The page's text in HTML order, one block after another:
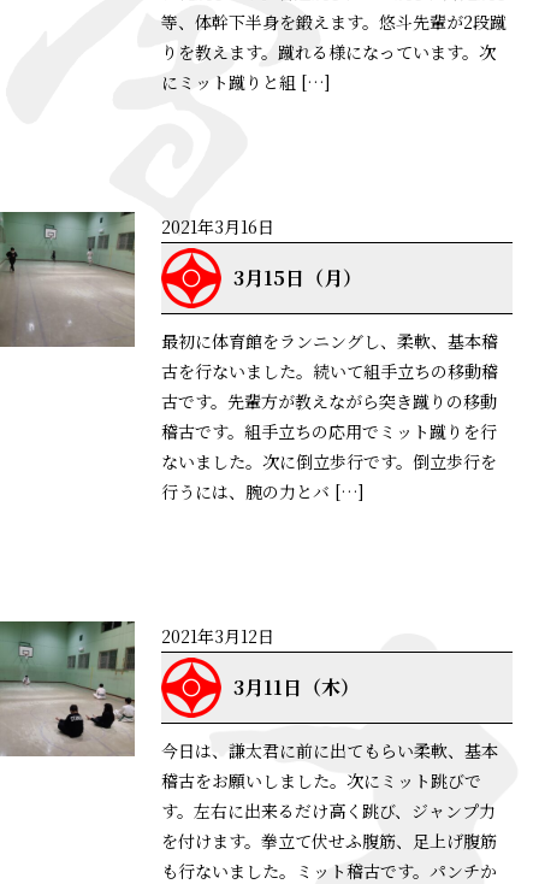
等、体幹下半身を鍛えます。悠斗先輩が2段蹴
りを教えます。蹴れる様になっています。次
にミット蹴りと組 […]
2021年3月16日
3月15日（月）
最初に体育館をランニングし、柔軟、基本稽
古を行ないました。続いて組手立ちの移動稽
古です。先輩方が教えながら突き蹴りの移動
稽古です。組手立ちの応用でミット蹴りを行
ないました。次に倒立歩行です。倒立歩行を
行うには、腕の力とバ […]
2021年3月12日
3月11日（木）
今日は、謙太君に前に出てもらい柔軟、基本
稽古をお願いしました。次にミット跳びで
す。左右に出来るだけ高く跳び、ジャンプ力
を付けます。拳立て伏せふ腹筋、足上げ腹筋
も行ないました。ミット稽古です。パンチか